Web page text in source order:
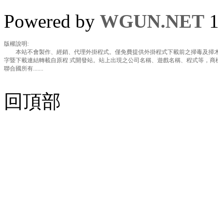
Powered by WGUN.NET
版權說明:
本站不會製作、經銷、代理外掛程式。僅免費提供外掛程式下載前之掃毒及掃
字暨下載連結轉載自原程 式開發站。站上出現之公司名稱、遊戲名稱、程式等，
聯合國所有.......
回頂部